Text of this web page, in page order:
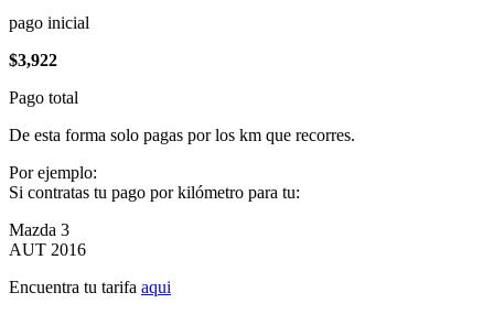
pago inicial
$3,922
Pago total
De esta forma solo pagas por los km que recorres.
Por ejemplo:
Si contratas tu pago por kilómetro para tu:
Mazda 3
AUT 2016
Encuentra tu tarifa aqui